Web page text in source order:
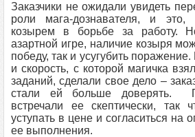
Заказчики не ожидали увидеть
роли мага-дознавателя, и
козырем в борьбе за работу.
азартной игре, наличие козыря
победу, так и усугубить
и скорость, с которой магичка
заданий, сделали свое дело –
стали ей больше доверять.
встречали ее скептически, так
уступать в цене и согласиться на
ее выполнения.